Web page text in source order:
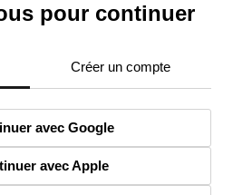
pour continuer
Créer un compte
avec Google
avec Apple